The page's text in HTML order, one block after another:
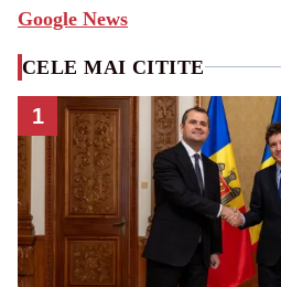
Google News
CELE MAI CITITE
1